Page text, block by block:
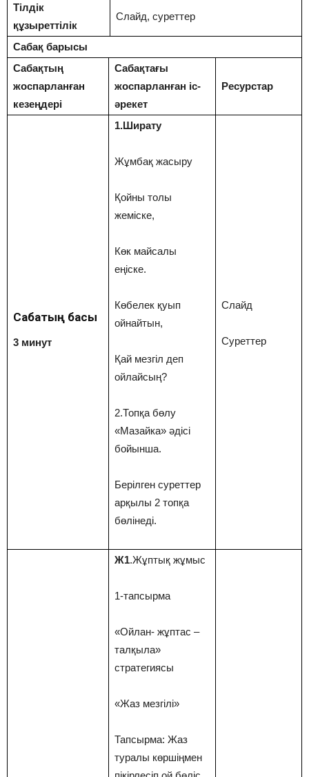
Тілдік
құзыреттілік
Слайд, суреттер
Сабақ барысы
Сабақтың
жоспарланған
кезеңдері
Сабақтағы
жоспарланған іс-
әрекет
Ресурстар
Сабақтың басы
3 минут
1.Ширату
Жұмбақ жасыру
Қойны толы
жеміске,
Көк майсалы
еңіске.
Көбелек қуып
ойнайтын,
Қай мезгіл деп
ойлайсың?
2.Топқа бөлу
«Мазайка» әдісі
бойынша.
Берілген суреттер
арқылы 2 топқа
бөлінеді.
Слайд
Суреттер
Ж1.Жұптық жұмыс
1-тапсырма
«Ойлан- жұптас –
талқыла»
стратегиясы
«Жаз мезгілі»
Тапсырма: Жаз
туралы көршіңмен